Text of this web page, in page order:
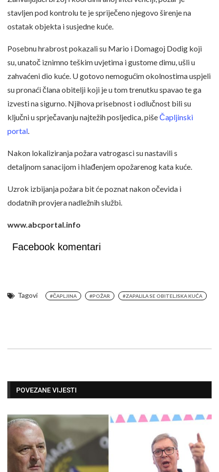
stavljen pod kontrolu te je spriječeno njegovo širenje na
ostatak objekta i susjedne kuće.
Posebnu hrabrost pokazali su Mario i Domagoj Dodig koji
su, unatoč iznimno teškim uvjetima i gustome dimu, ušli u
zahvaćeni dio kuće. U gotovo nemogućim okolnostima uspjeli
su pronaći člana obitelji koji je u tom trenutku spavao te ga
izvesti na sigurno. Njihova prisebnost i odlučnost bili su
ključni u sprječavanju najtežih posljedica, pišeČapljinski
portal.
Nakon lokaliziranja požara vatrogasci su nastavili s
detaljnom sanacijom i hlađenjem opožarenog kata kuće.
Uzrok izbijanja požara bit će poznat nakon očevida i
dodatnih provjera nadležnih službi.
www.abcportal.info
Facebook komentari
Tagovi #ČAPLJINA #POŽAR #ZAPALILA SE OBITELJSKA KUĆA
POVEZANE VIJESTI